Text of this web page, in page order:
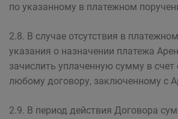
по указанному в платежном
2.8. В случае отсутствия в
указания о назначении платежа
зачислить уплаченную сумму в счет
любому договору, заключенному с
2.9. В период действия Договора